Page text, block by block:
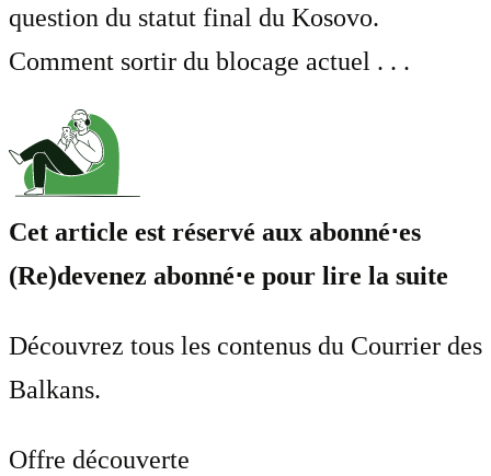
question du statut final du Kosovo.
Comment sortir du blocage actuel . . .
Cet article est réservé aux abonné⋅es
(Re)devenez abonné⋅e pour lire la suite
Découvrez tous les contenus du Courrier des
Balkans.
Offre découverte